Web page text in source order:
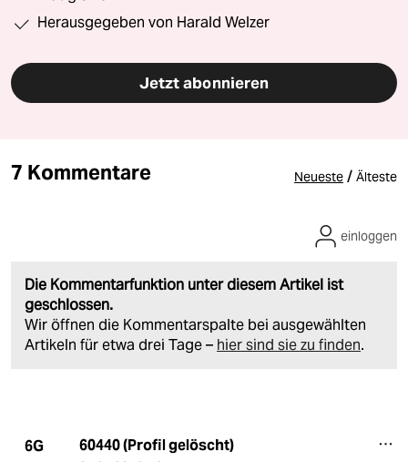
Herausgegeben von Harald Welzer
Jetzt abonnieren
7 Kommentare Neueste / Älteste
Die Kommentarfunktion unter diesem Artikel ist
geschlossen.
Wir öffnen die Kommentarspalte bei ausgewählten
Artikeln für etwa drei Tage – hier sind sie zu finden.
einloggen
6G 60440 (Profil gelöscht)